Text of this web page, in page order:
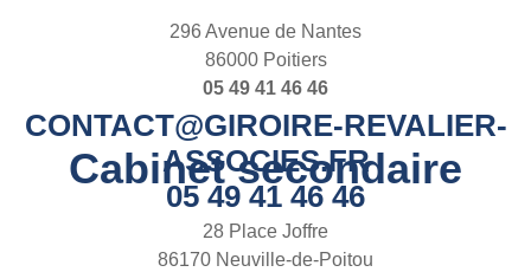
296 Avenue de Nantes
86000 Poitiers
05 49 41 46 46
Cabinet secondaire
28 Place Joffre
86170 Neuville-de-Poitou
CONTACT@GIROIRE-REVALIER-
ASSOCIES.FR
05 49 41 46 46